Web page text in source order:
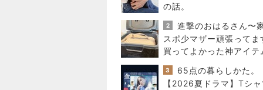
の話。
2
スポ少マザー頑張ってま
買ってよかった神アイテ
3
65点の暮らしかた。
【2026夏ドラマ】Tシャ